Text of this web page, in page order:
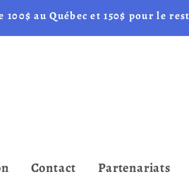
au Québec et 150$ pour le
Contact Partenariats